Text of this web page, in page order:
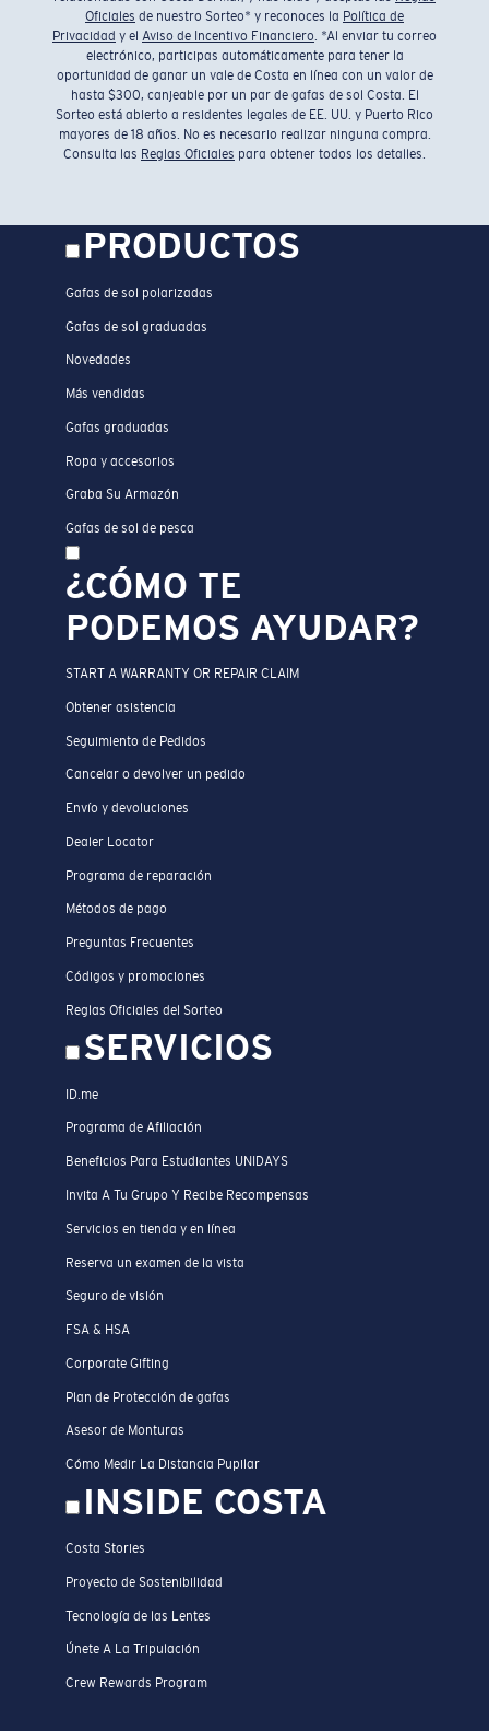
Oficiales de nuestro Sorteo* y reconoces la Política de
Privacidad y el Aviso de Incentivo Financiero. *Al enviar tu correo
electrónico, participas automáticamente para tener la
oportunidad de ganar un vale de Costa en línea con un valor de
hasta $300, canjeable por un par de gafas de sol Costa. El
Sorteo está abierto a residentes legales de EE. UU. y Puerto Rico
mayores de 18 años. No es necesario realizar ninguna compra.
Consulta las Reglas Oficiales para obtener todos los detalles.
PRODUCTOS
Gafas de sol polarizadas
Gafas de sol graduadas
Novedades
Más vendidas
Gafas graduadas
Ropa y accesorios
Graba Su Armazón
Gafas de sol de pesca
¿CÓMO TE
PODEMOS AYUDAR?
START A WARRANTY OR REPAIR CLAIM
Obtener asistencia
Seguimiento de Pedidos
Cancelar o devolver un pedido
Envío y devoluciones
Dealer Locator
Programa de reparación
Métodos de pago
Preguntas Frecuentes
Códigos y promociones
Reglas Oficiales del Sorteo
SERVICIOS
ID.me
Programa de Afiliación
Beneficios Para Estudiantes UNIDAYS
Invita A Tu Grupo Y Recibe Recompensas
Servicios en tienda y en línea
Reserva un examen de la vista
Seguro de visión
FSA & HSA
Corporate Gifting
Plan de Protección de gafas
Asesor de Monturas
Cómo Medir La Distancia Pupilar
INSIDE COSTA
Costa Stories
Proyecto de Sostenibilidad
Tecnología de las Lentes
Únete A La Tripulación
Crew Rewards Program